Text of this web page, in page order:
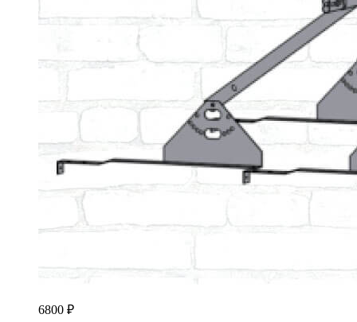
6800 ₽